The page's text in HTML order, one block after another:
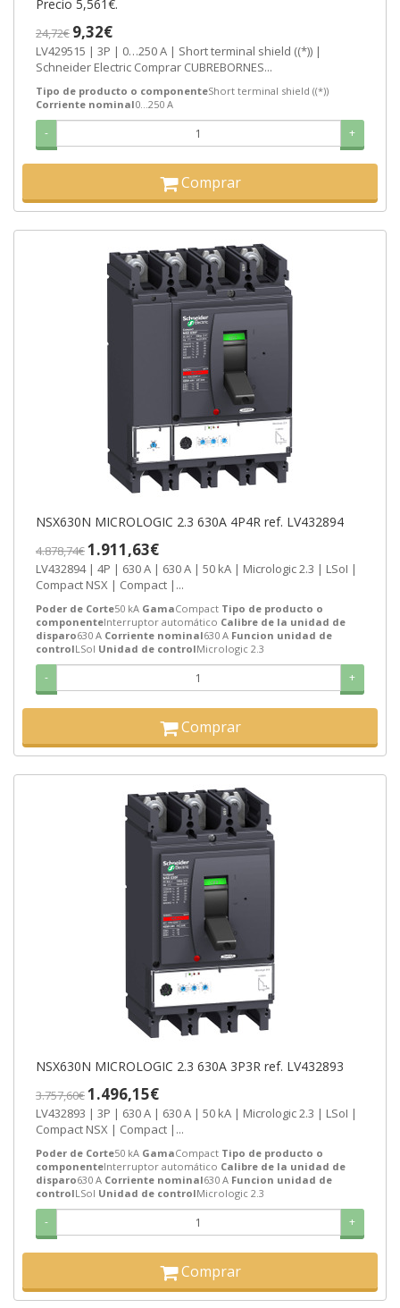
Precio 5,561€.
24,72€ 9,32€
LV429515 | 3P | 0…250 A | Short terminal shield ((*)) |
Schneider Electric Comprar CUBREBORNES...
Tipo de producto o componenteShort terminal shield ((*))
Corriente nominal0…250 A
- +
Comprar
NSX630N MICROLOGIC 2.3 630A 4P4R ref. LV432894
4.878,74€1.911,63€
LV432894 | 4P | 630 A | 630 A | 50 kA | Micrologic 2.3 | LSoI |
Compact NSX | Compact |...
Poder de Corte50 kA GamaCompact Tipo de producto o
componenteInterruptor automático Calibre de la unidad de
disparo630 A Corriente nominal630 A Funcion unidad de
controlLSoI Unidad de controlMicrologic 2.3
- +
Comprar
NSX630N MICROLOGIC 2.3 630A 3P3R ref. LV432893
3.757,60€1.496,15€
LV432893 | 3P | 630 A | 630 A | 50 kA | Micrologic 2.3 | LSoI |
Compact NSX | Compact |...
Poder de Corte50 kA GamaCompact Tipo de producto o
componenteInterruptor automático Calibre de la unidad de
disparo630 A Corriente nominal630 A Funcion unidad de
controlLSoI Unidad de controlMicrologic 2.3
- +
Comprar